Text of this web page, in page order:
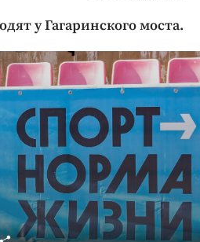
и ЖКХ
у Гагаринского моста.